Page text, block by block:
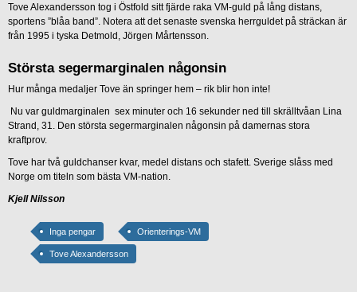
Tove Alexandersson tog i Östfold sitt fjärde raka VM-guld på lång distans,
sportens ”blåa band”. Notera att det senaste svenska herrguldet på sträckan är
från 1995 i tyska Detmold, Jörgen Mårtensson.
Största segermarginalen någonsin
Hur många medaljer Tove än springer hem – rik blir hon inte!
Nu var guldmarginalen sex minuter och 16 sekunder ned till skrälltvåan Lina
Strand, 31. Den största segermarginalen någonsin på damernas stora
kraftprov.
Tove har två guldchanser kvar, medel distans och stafett. Sverige slåss med
Norge om titeln som bästa VM-nation.
Kjell Nilsson
Inga pengar Orienterings-VM
Tove Alexandersson